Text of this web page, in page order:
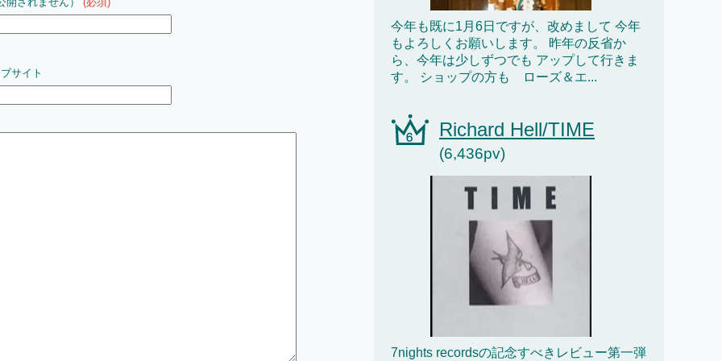
サイト
今年も既に1月6日ですが、改めまして 今年
もよろしくお願いします。 昨年の反省か
ら、今年は少しずつでも アップして行きま
す。 ショップの方も ローズ＆エ...
Richard Hell/TIME
(6,436pv)
7nights recordsの記念すべきレビュー第一弾